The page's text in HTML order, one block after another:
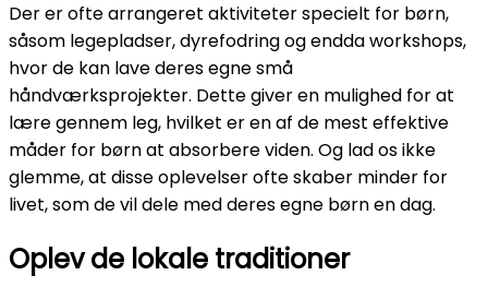
Der er ofte arrangeret aktiviteter specielt for børn,
såsom legepladser, dyrefodring og endda workshops,
hvor de kan lave deres egne små
håndværksprojekter. Dette giver en mulighed for at
lære gennem leg, hvilket er en af de mest effektive
måder for børn at absorbere viden. Og lad os ikke
glemme, at disse oplevelser ofte skaber minder for
livet, som de vil dele med deres egne børn en dag.
Oplev de lokale traditioner